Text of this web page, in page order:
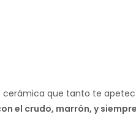
cerámica que tanto te
crudo, marrón, y siempre